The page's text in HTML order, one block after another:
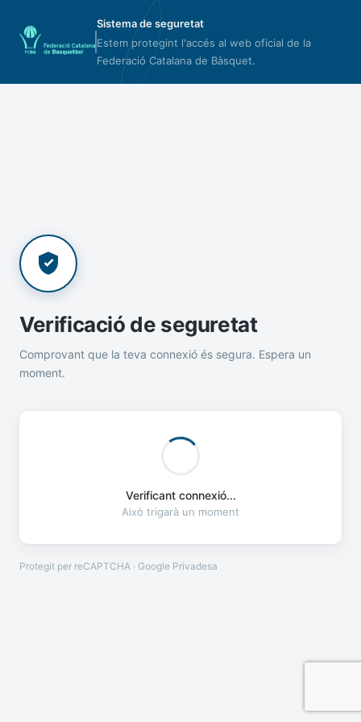
Sistema de seguretat
Estem protegint l'accés al web oficial de la
Federació Catalana de Bàsquet.
Verificació de seguretat
Comprovant que la teva connexió és segura. Espera un
moment.
Verificant connexió...
Això trigarà un moment
Protegit per reCAPTCHA · Google Privadesa